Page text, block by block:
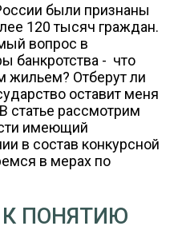
были признаны
120 тысяч граждан.
вопрос в
банкротства - что
жильем? Отберут ли
оставит меня
статье рассмотрим
имеющий
в состав конкурсной
в мерах по
К ПОНЯТИЮ